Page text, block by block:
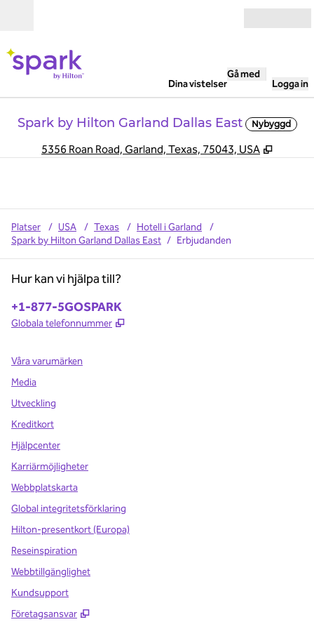
Dina vistelser
Gå med
Logga in
Spark by Hilton Garland Dallas East Nybyggd
5356 Roan Road, Garland, Texas, 75043, USA ,
Platser / USA / Texas / Hotell i Garland
/
Spark by Hilton Garland Dallas East / Erbjudanden
Hur kan vi hjälpa till?
Telefon:
+1-877-5GOSPARK
Globala telefonnummer ,
Våra varumärken
Media
Utveckling
Kreditkort
Hjälpcenter
Karriärmöjligheter
Webbplatskarta
Global integritetsförklaring
Hilton-presentkort (Europa)
Reseinspiration
Webbtillgänglighet
Kundsupport
Företagsansvar
,